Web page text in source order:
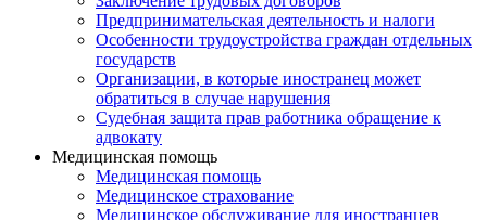
Предпринимательская деятельность и налоги
Особенности трудоустройства граждан отдельных
государств
Организации, в которые иностранец может
обратиться в случае нарушения
Судебная защита прав работника обращение к
адвокату
Медицинская помощь
Медицинская помощь
Медицинское страхование
Медицинское обслуживание для иностранцев